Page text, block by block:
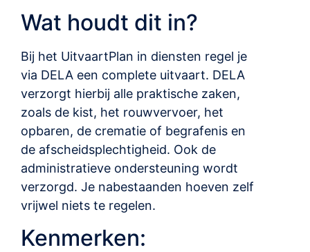
Wat houdt dit in?
Bij het UitvaartPlan in diensten regel je
via DELA een complete uitvaart. DELA
verzorgt hierbij alle praktische zaken,
zoals de kist, het rouwvervoer, het
opbaren, de crematie of begrafenis en
de afscheidsplechtigheid. Ook de
administratieve ondersteuning wordt
verzorgd. Je nabestaanden hoeven zelf
vrijwel niets te regelen.
Kenmerken: